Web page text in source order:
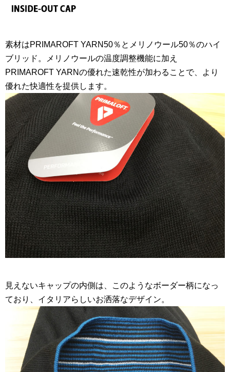
素材はPRIMAROFT YARN50％とメリノウール50％のハイ
ブリッド。メリノウールの温度調整機能に加え
PRIMAROFT YARNの優れた速乾性が加わることで、より
優れた快適性を提供します。
見えないキャップの内側は、このようなボーダー柄になっ
ており、イタリアらしいお洒落なデザイン。